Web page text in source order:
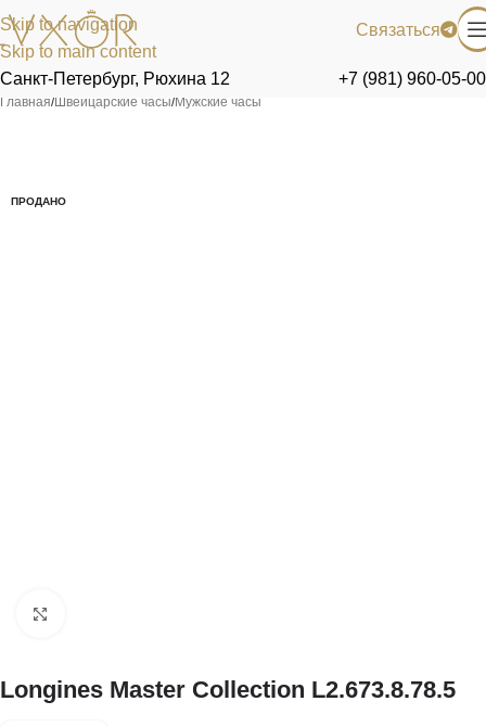
Skip to navigation
Skip to main content
Связаться
Санкт-Петербург, Рюхина 12 +7 (981) 960-05-00
Главная/Швейцарские часы/Мужские часы
ПРОДАНО
Longines Master Collection L2.673.8.78.5